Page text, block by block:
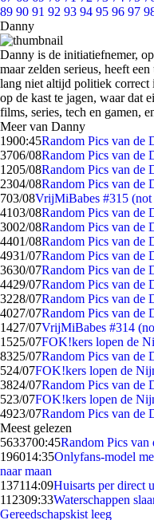
89 90 91 92 93 94 95 96 97
Danny
Danny is de initiatiefnemer,
maar zelden serieus, heeft
lang niet altijd politiek correct
op de kast te jagen, waar dat
films, series, tech en gamen,
Meer van Danny
1900:45Random Pics van de
3706/08Random Pics van de
1205/08Random Pics van de
2304/08Random Pics van de
703/08VrijMiBabes #315
4103/08Random Pics van de
3002/08Random Pics van de
4401/08Random Pics van de
4931/07Random Pics van de
3630/07Random Pics van de
4429/07Random Pics van de
3228/07Random Pics van de
4027/07Random Pics van de
1427/07VrijMiBabes #314
1525/07FOK!kers lopen de
8325/07Random Pics van de
524/07FOK!kers lopen de
3824/07Random Pics van de
523/07FOK!kers lopen de
4923/07Random Pics van de
Meest gelezen
5633700:45Random Pics van
196014:35Onlyfans-model
naar maan
137114:09Huisarts per direct
112309:33Waterschappen
Gereedschapskist leeg